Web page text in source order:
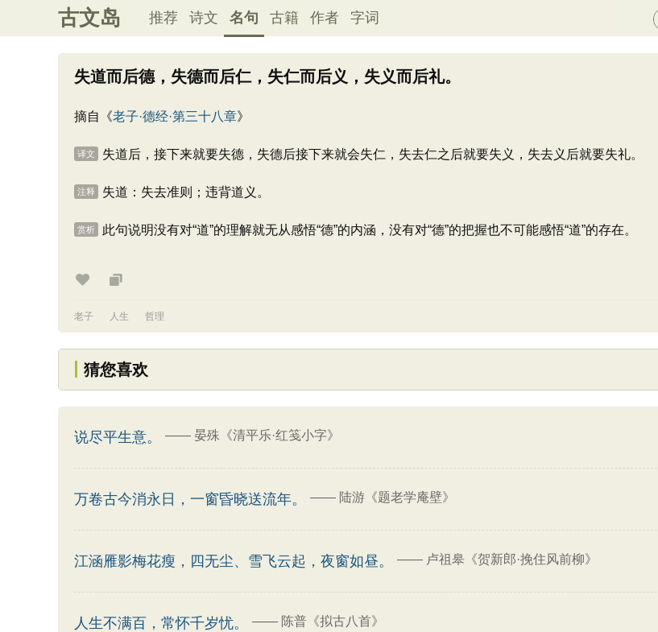
古文岛 推荐 诗文 名句 古籍 作者 字词
失道而后德，失德而后仁，失仁而后义，失义而后礼。
摘自《老子·德经·第三十八章》
译文 失道后，接下来就要失德，失德后接下来就会失仁，失去仁之后就要失义，失去义后就要失礼。
注释 失道：失去准则；违背道义。
赏析 此句说明没有对“道”的理解就无从感悟“德”的内涵，没有对“德”的把握也不可能感悟“道”的存在。
老子 人生 哲理
猜您喜欢
说尽平生意。 —— 晏殊《清平乐·红笺小字》
万卷古今消永日，一窗昏晓送流年。 —— 陆游《题老学庵壁》
江涵雁影梅花瘦，四无尘、雪飞云起，夜窗如昼。 —— 卢祖皋《贺新郎·挽住风前柳》
人生不满百，常怀千岁忧。 —— 陈普《拟古八首》